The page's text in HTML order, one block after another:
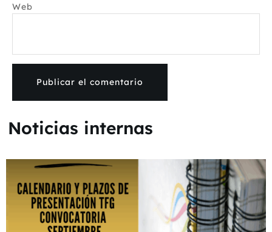
Web
Noticias internas